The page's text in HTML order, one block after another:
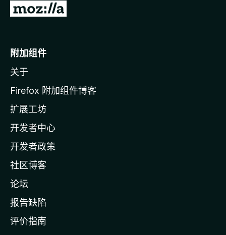
转
o
i
l
a
主
页
附加组件
关于
Firefox 附加组件博客
扩展工坊
开发者中心
开发者政策
社区博客
论坛
报告缺陷
评价指南